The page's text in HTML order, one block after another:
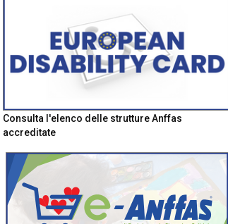
Consulta l'elenco delle strutture Anffas
accreditate